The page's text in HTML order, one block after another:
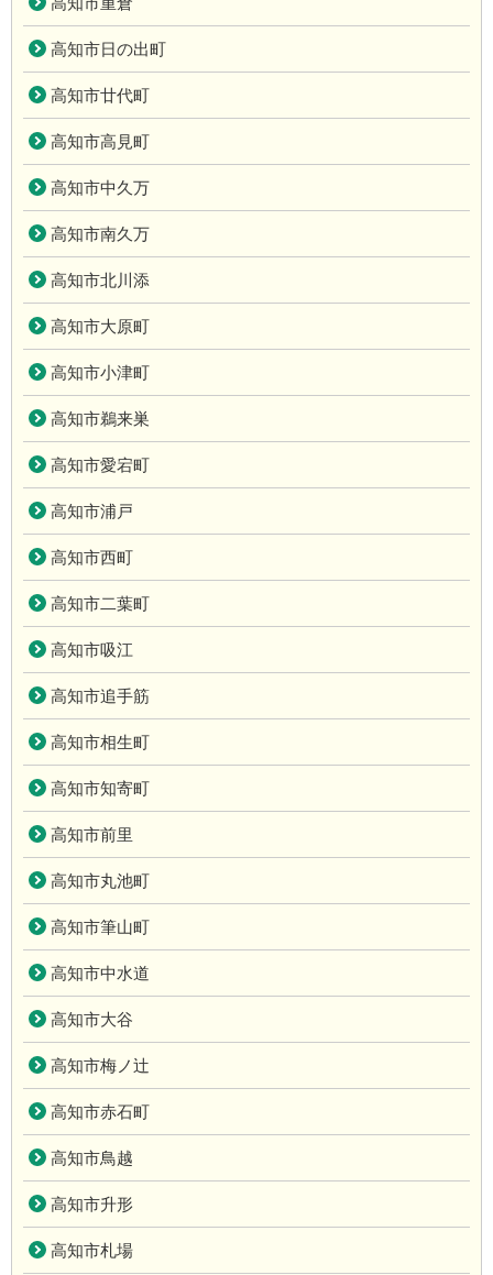
高知市日の出町
高知市廿代町
高知市高見町
高知市中久万
高知市南久万
高知市北川添
高知市大原町
高知市小津町
高知市鵜来巣
高知市愛宕町
高知市浦戸
高知市西町
高知市二葉町
高知市吸江
高知市追手筋
高知市相生町
高知市知寄町
高知市前里
高知市丸池町
高知市筆山町
高知市中水道
高知市大谷
高知市梅ノ辻
高知市赤石町
高知市鳥越
高知市升形
高知市札場